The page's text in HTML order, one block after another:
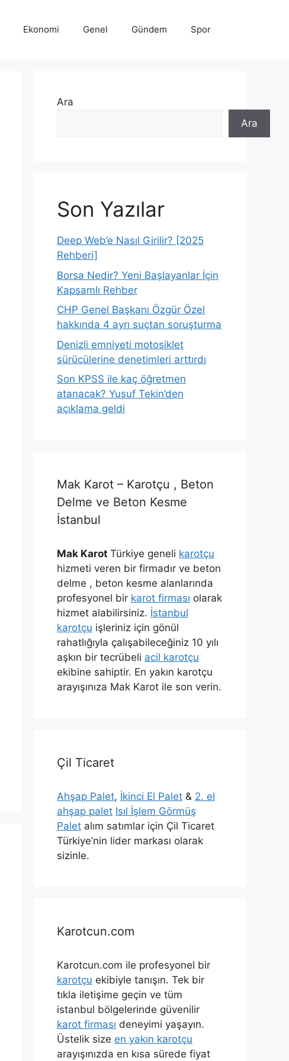
Ekonomi Genel Gündem Spor
Ara
Ara
Son Yazılar
Deep Web’e Nasıl Girilir? [2025
Rehberi]
Borsa Nedir? Yeni Başlayanlar İçin
Kapsamlı Rehber
CHP Genel Başkanı Özgür Özel
hakkında 4 ayrı suçtan soruşturma
Denizli emniyeti motosiklet
sürücülerine denetimleri arttırdı
Son KPSS ile kaç öğretmen
atanacak? Yusuf Tekin’den
açıklama geldi
Mak Karot – Karotçu , Beton
Delme ve Beton Kesme
İstanbul
Mak Karot Türkiye geneli karotçu
hizmeti veren bir firmadır ve beton
delme , beton kesme alanlarında
profesyonel bir karot firması olarak
hizmet alabilirsiniz. İstanbul
karotçu işleriniz için gönül
rahatlığıyla çalışabileceğiniz 10 yılı
aşkın bir tecrübeli acil karotçu
ekibine sahiptir. En yakın karotçu
arayışınıza Mak Karot ile son verin.
Çil Ticaret
Ahşap Palet, İkinci El Palet & 2. el
ahşap palet Isıl İşlem Görmüş
Palet alım satımlar için Çil Ticaret
Türkiye’nin lider markası olarak
sizinle.
Karotcun.com
Karotcun.com ile profesyonel bir
karotçu ekibiyle tanışın. Tek bir
tıkla iletişime geçin ve tüm
istanbul bölgelerinde güvenilir
karot firması deneyimi yaşayın.
Üstelik size en yakın karotçu
arayışınızda en kısa sürede fiyat